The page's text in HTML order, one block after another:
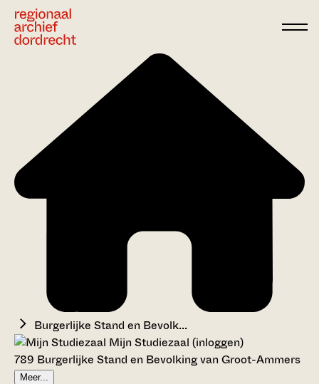
Burgerlijke Stand en Bevolk...
Mijn Studiezaal (inloggen)
789 Burgerlijke Stand en Bevolking van Groot-Ammers
Meer...